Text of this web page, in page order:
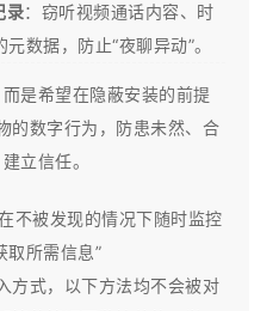
录：窃听视频通话内容、时
数据，防止“夜聊异动”。
是希望在隐蔽安装的前提
的数字行为，防患未然、合
立信任。​
不被发现的情况下随时监控
取所需信息”
方式，以下方法均不会被对